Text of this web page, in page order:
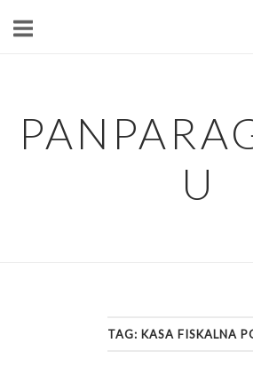
U
TAG: KASA FISKALNA